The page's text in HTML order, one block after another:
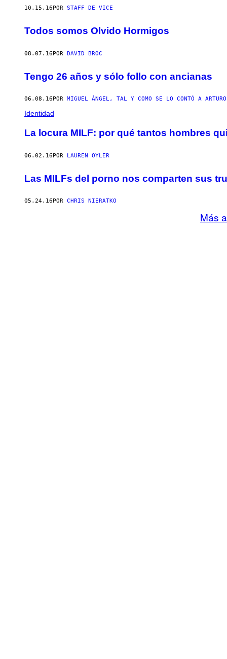
10.15.16 POR STAFF DE VICE
Todos somos Olvido Hormigos
08.07.16POR DAVID BROC
Tengo 26 años y sólo follo con ancianas
06.08.16 POR MIGUEL ÁNGEL, TAL Y COMO SE LO CONTÓ A
Identidad
La locura MILF: por qué tantos hombres
06.02.16POR LAUREN OYLER
Las MILFs del porno nos comparten sus
05.24.16 POR CHRIS NIERATKO
Más